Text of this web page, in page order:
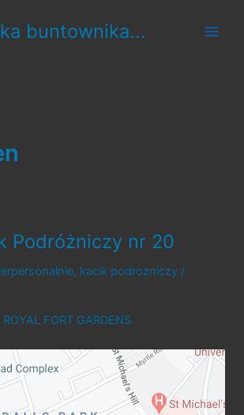
buntownika...
Podróżniczy nr 20
, kacik podrozniczy /
ROYAL FORT GARDENS